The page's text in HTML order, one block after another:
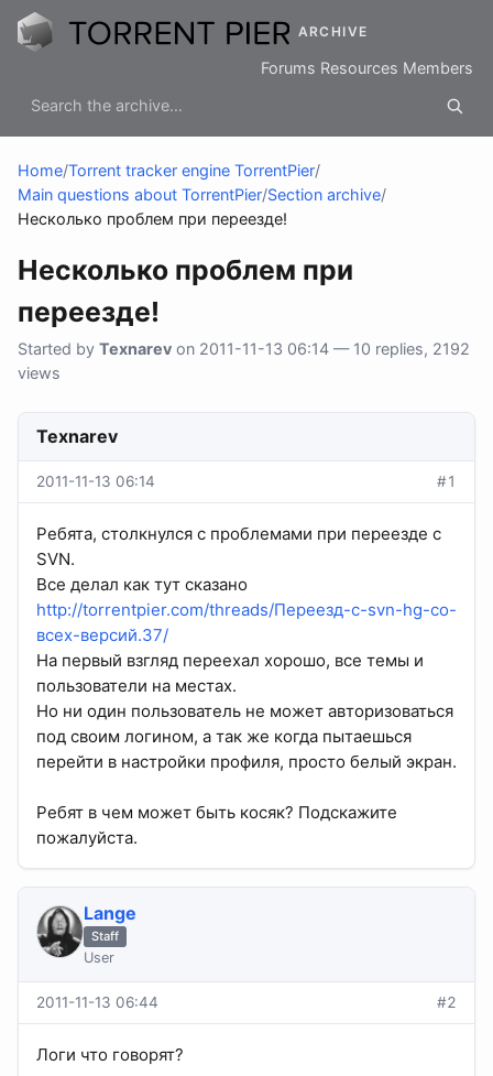
ARCHIVE
Forums Resources Members
Home/Torrent tracker engine TorrentPier/
Main questions about TorrentPier/Section archive/
Несколько проблем при переезде!
Несколько проблем при
переезде!
Started by Texnarev on 2011-11-13 06:14 — 10 replies, 2192
views
Texnarev
2011-11-13 06:14 #1
Ребята, столкнулся с проблемами при переезде с
SVN.
Все делал как тут сказано
http://torrentpier.com/threads/Переезд-с-svn-hg-со-
всех-версий.37/
На первый взгляд переехал хорошо, все темы и
пользователи на местах.
Но ни один пользователь не может авторизоваться
под своим логином, а так же когда пытаешься
перейти в настройки профиля, просто белый экран.
Ребят в чем может быть косяк? Подскажите
пожалуйста.
Lange
Staff
User
2011-11-13 06:44 #2
Логи что говорят?